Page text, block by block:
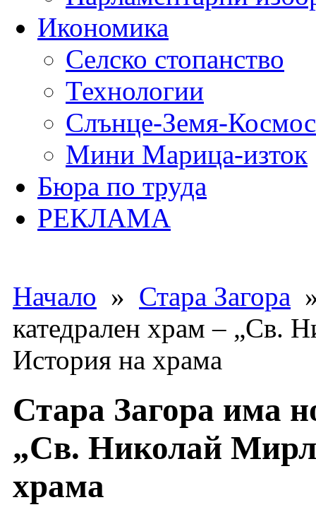
Икономика
Селско стопанство
Технологии
Слънце-Земя-Космос
Мини Марица-изток
Бюра по труда
РЕКЛАМА
Начало » Стара Загора
катедрален храм – „Св.
История на храма
Стара Загора има
„Св. Николай
храма